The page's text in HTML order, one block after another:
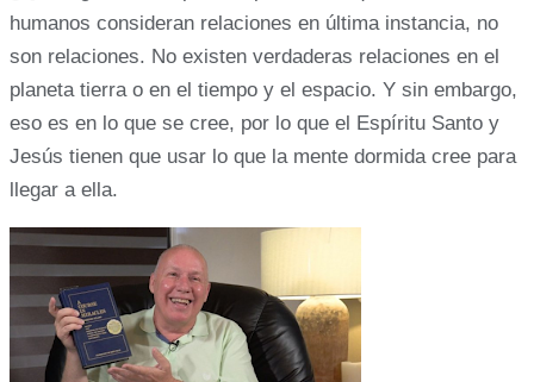
humanos consideran relaciones en última instancia, no
son relaciones. No existen verdaderas relaciones en el
planeta tierra o en el tiempo y el espacio. Y sin embargo,
eso es en lo que se cree, por lo que el Espíritu Santo y
Jesús tienen que usar lo que la mente dormida cree para
llegar a ella.